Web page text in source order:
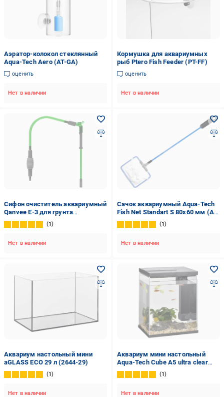
Аэратор-колокол стеклянный
Aqua-Tech Aero (AT-GA)
оценить
Нет в наличии
Кормушка для аквариумных
рыб Ptero Fish Feeder (PT-FF)
оценить
Нет в наличии
Сифон очиститель аквариумный
Qanvee E-3 для грунта
регулируемый с грушей
(26850706)
1
Нет в наличии
Сачок аквариумный Aqua-Tech
Fish Net Standart S 80х60 мм (AT-
FNST-S)
1
Нет в наличии
Аквариум настольный мини
aGLASS ECO 29 л (2644-29)
1
Нет в наличии
Аквариум мини настольный
Aqua-Tech Cube A5 ultra clear
glass 7 л Черный (AT-A5B)
1
Нет в наличии